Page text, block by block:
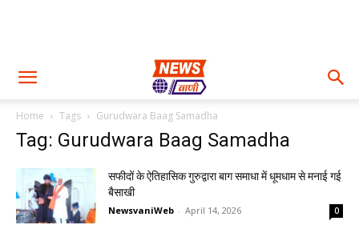
Home Tags Gurudwara Baag Samadha
Tag: Gurudwara Baag Samadha
सफीदों के ऐतिहासिक गुरुद्वारा बाग समाधा में धूमधाम से मनाई गई
बैसाखी
NewsvaniWeb - April 14, 2026 0